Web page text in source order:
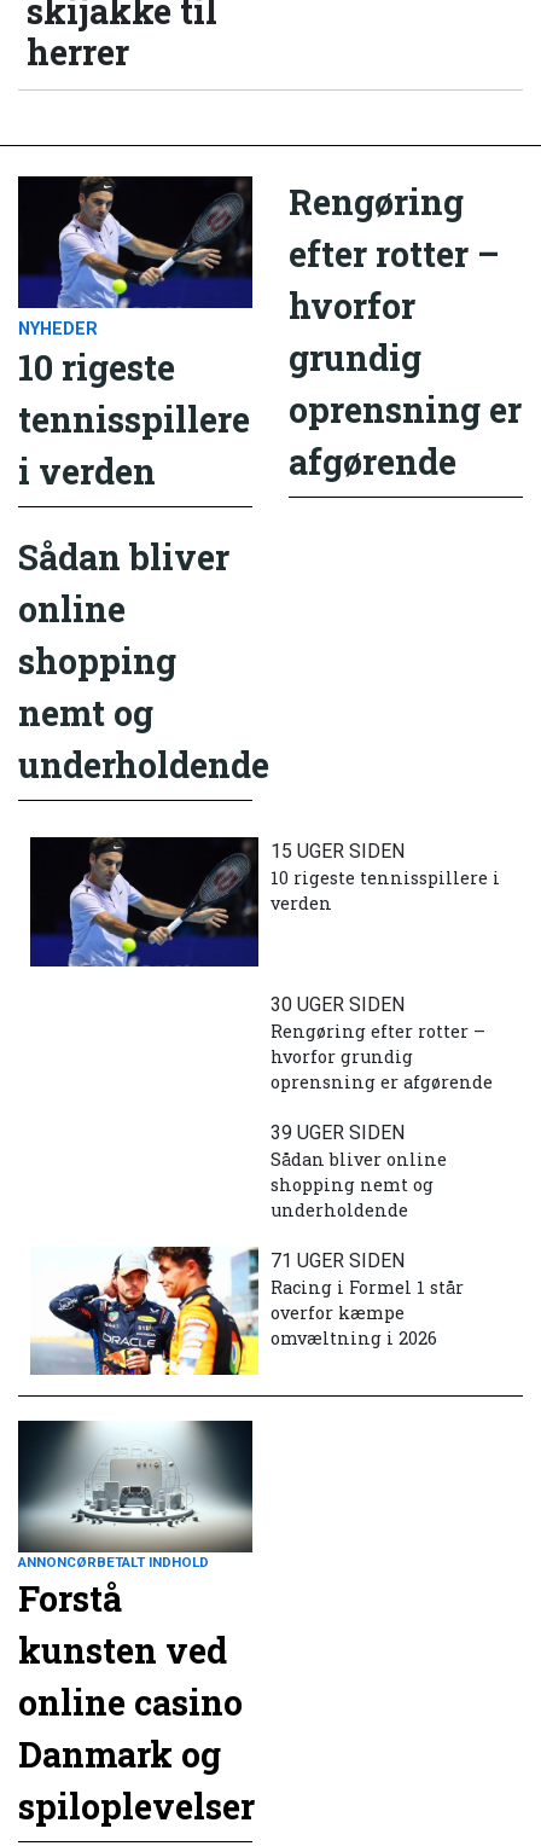
skijakke til
herrer
NYHEDER
10 rigeste
tennisspillere
i verden
Rengøring
efter rotter –
hvorfor
grundig
oprensning er
afgørende
Sådan bliver
online
shopping
nemt og
underholdende
15 UGER SIDEN
10 rigeste tennisspillere i
verden
30 UGER SIDEN
Rengøring efter rotter –
hvorfor grundig
oprensning er afgørende
39 UGER SIDEN
Sådan bliver online
shopping nemt og
underholdende
71 UGER SIDEN
Racing i Formel 1 står
overfor kæmpe
omvæltning i 2026
ANNONCØRBETALT INDHOLD
Forstå
kunsten ved
online casino
Danmark og
spiloplevelser